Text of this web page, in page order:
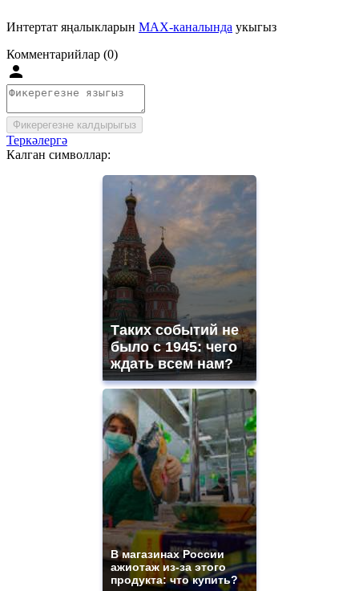
Интертат яңалыкларын MAX-каналында укыгыз
Комментарийлар (0)
Фикерегезне калдырыгыз
Теркәлергә
Калган символлар:
Таких событий не
было с 1945: чего
ждать всем нам?
В магазинах России
ажиотаж из-за этого
продукта: что купить?